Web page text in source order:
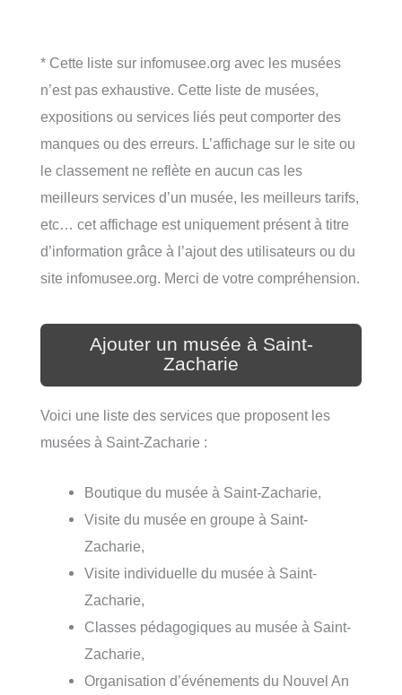
* Cette liste sur infomusee.org avec les musées
n’est pas exhaustive. Cette liste de musées,
expositions ou services liés peut comporter des
manques ou des erreurs. L’affichage sur le site ou
le classement ne reflète en aucun cas les
meilleurs services d’un musée, les meilleurs tarifs,
etc… cet affichage est uniquement présent à titre
d’information grâce à l’ajout des utilisateurs ou du
site infomusee.org. Merci de votre compréhension.
Ajouter un musée à Saint-
Zacharie
Voici une liste des services que proposent les
musées à Saint-Zacharie :
Boutique du musée à Saint-Zacharie,
Visite du musée en groupe à Saint-
Zacharie,
Visite individuelle du musée à Saint-
Zacharie,
Classes pédagogiques au musée à Saint-
Zacharie,
Organisation d’événements du Nouvel An